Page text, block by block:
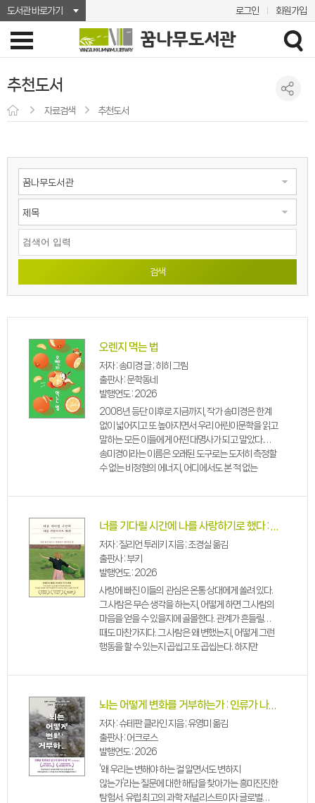
도서관 바로가기 로그인 회원가입
추천도서
자료검색 추천도서
검색
오렌지 먹는 법
저자 : 송미경 글 ; 히히 그림
출판사 : 문학동네
발행연도 : 2026
2008년 등단 이후로 지금까지, 작가 송미경은 한계
없이 넓어지고 또 높아지면서 우리 어린이문학을 읽고
말하는 모든 이들에게 어떤 대명사가 되고 말았다.
송미경이라는 이름은 오래된 도구로는 도저히 측정할
수 없는 비정형의 에너지, 어디에서도 본 적 없는
없는 개성적인 문체의 상징이라 할 수 있다. 신작 『...
저자 : 질리언 투레키 지음 ; 조경실 옮김
출판사 : 부키
발행연도 : 2026
사랑에 빠진 이들의 관심은 온통 상대에게 쏠려 있다.
그 사람은 무슨 생각을 하는지, 어떻게 하면 그 사람의
마음을 얻을 수 있을지에 골몰한다. 관계가 흔들릴
때도 마찬가지다. 그 사람은 왜 변했는지, 어떻게 그런
행동을 할 수 있는지 곱씹고 또 곱씹는다. 하지만
만나 비슷한 상처를 되풀이할까? (KAK...
뇌는 어떻게 변화를 거부하는가 : 인류가 나아지지 못하는 7가지 이유와 그럼에도 나아질 수 있는 방법
저자 : 슈테판 클라인 지음 ; 유영미 옮김
출판사 : 어크로스
발행연도 : 2026
‘왜 우리는 변해야 하는 걸 알면서도 변하지
않는가’라는 질문에 대한 해답을 찾아가는 흥미진진한
탐험서. 유럽 최고의 과학 저널리스트이자 글로벌